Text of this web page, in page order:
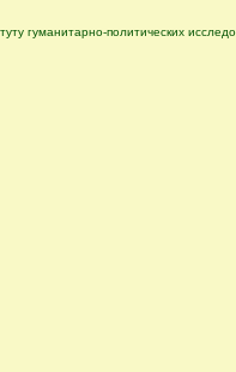
гуманитарно-политических